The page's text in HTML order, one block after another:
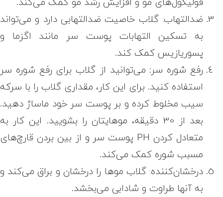
ضدالتهاب: گلاب خاصیت ضدالتهابی دارد و می‌تواند
به تسکین التهابات پوست سر مانند اگزما و
پسوریازیس کمک کند.
رفع شوره سر: می‌توانید از گلاب برای رفع شوره سر
استفاده کنید. برای این کار، مقداری گلاب را با سرکه
سیب مخلوط کرده و بر پوست سر خود ماساژ دهید.
بعد از 30 دقیقه، موهایتان را بشویید. این کار به
متعادل کردن PH پوست سر و از بین بردن قارچ‌های
مسبب شوره کمک می‌کند.
درخشان‌کننده: گلاب موها را درخشان و براق می‌کند و
به آنها طراوت و شادابی می‌بخشد.